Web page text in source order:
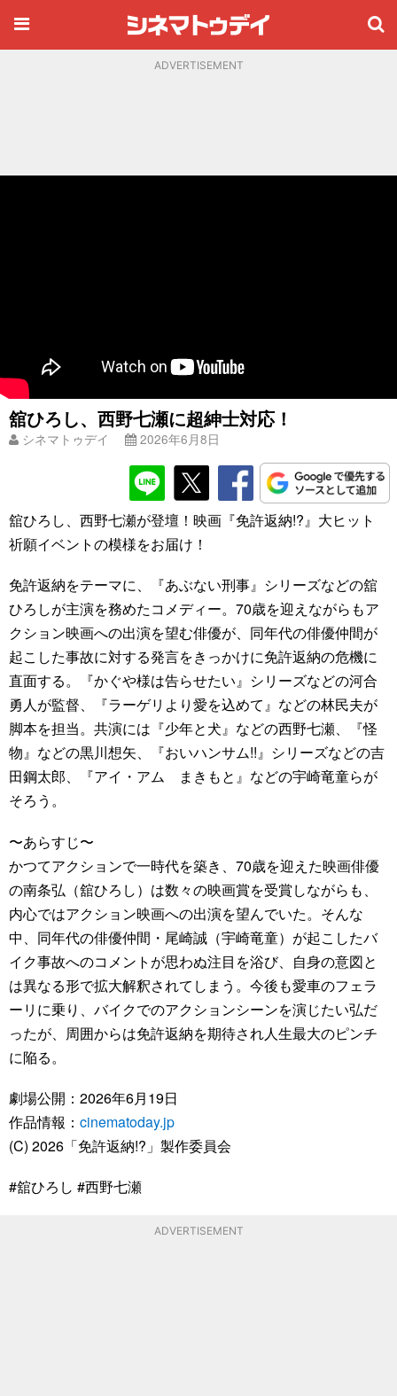
ADVERTISEMENT
舘ひろし、西野七瀬に超紳士対応！
シネマトゥデイ 2026年6月8日
舘ひろし、西野七瀬が登壇！映画『免許返納!?』大ヒット
祈願イベントの模様をお届け！
免許返納をテーマに、『あぶない刑事』シリーズなどの舘
ひろしが主演を務めたコメディー。70歳を迎えながらもア
クション映画への出演を望む俳優が、同年代の俳優仲間が
起こした事故に対する発言をきっかけに免許返納の危機に
直面する。『かぐや様は告らせたい』シリーズなどの河合
勇人が監督、『ラーゲリより愛を込めて』などの林民夫が
脚本を担当。共演には『少年と犬』などの西野七瀬、『怪
物』などの黒川想矢、『おいハンサム!!』シリーズなどの吉
田鋼太郎、『アイ・アム まきもと』などの宇崎竜童らが
そろう。
〜あらすじ〜
かつてアクションで一時代を築き、70歳を迎えた映画俳優
の南条弘（舘ひろし）は数々の映画賞を受賞しながらも、
内心ではアクション映画への出演を望んでいた。そんな
中、同年代の俳優仲間・尾崎誠（宇崎竜童）が起こしたバ
イク事故へのコメントが思わぬ注目を浴び、自身の意図と
は異なる形で拡大解釈されてしまう。今後も愛車のフェラ
ーリに乗り、バイクでのアクションシーンを演じたい弘だ
ったが、周囲からは免許返納を期待され人生最大のピンチ
に陥る。
劇場公開：2026年6月19日
作品情報： cinematoday.jp
(C) 2026「免許返納!?」製作委員会
#舘ひろし #西野七瀬
ADVERTISEMENT